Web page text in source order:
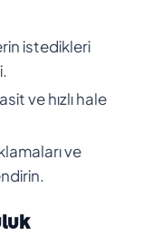
istedikleri
ve hızlı hale
ve